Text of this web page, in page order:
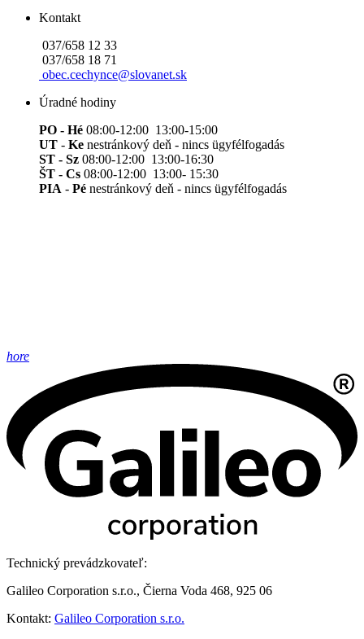
Kontakt
037/658 12 33
037/658 18 71
obec.cechynce@slovanet.sk
Úradné hodiny
PO - Hé 08:00-12:00 13:00-15:00
UT - Ke nestránkový deň - nincs ügyfélfogadás
ST - Sz 08:00-12:00 13:00-16:30
ŠT - Cs 08:00-12:00 13:00- 15:30
PIA - Pé nestránkový deň - nincs ügyfélfogadás
hore
Technický prevádzkovateľ:
Galileo Corporation s.r.o., Čierna Voda 468, 925 06
Kontakt: Galileo Corporation s.r.o.